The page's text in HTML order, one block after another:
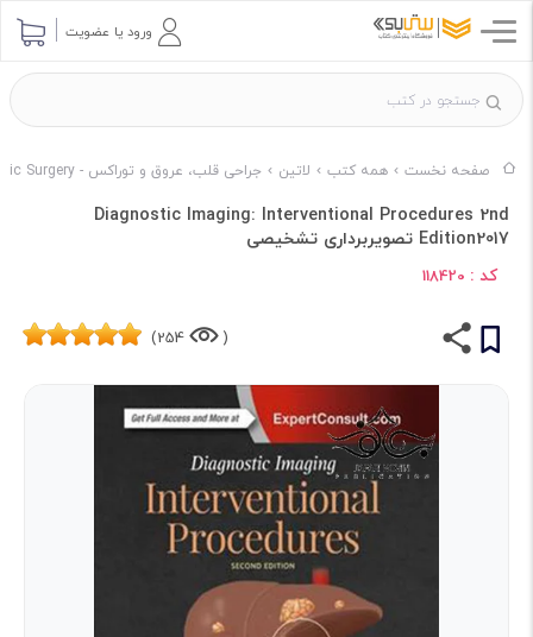
ورود یا عضویت
صفحه نخست همه کتب لاتین جراحی قلب، عروق و توراکس - Cardiac, Vascular & Thoracic Surgery
Diagnostic Imaging: Interventional Procedures 2nd
Edition2017 تصویربرداری تشخیصی
کد : 118420
(
254)